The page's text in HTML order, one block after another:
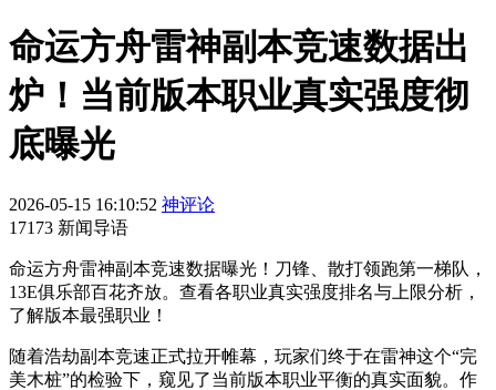
命运方舟雷神副本竞速数据出
炉！当前版本职业真实强度彻
底曝光
2026-05-15 16:10:52 神评论
17173 新闻导语
命运方舟雷神副本竞速数据曝光！刀锋、散打领跑第一梯队，
13E俱乐部百花齐放。查看各职业真实强度排名与上限分析，
了解版本最强职业！
随着浩劫副本竞速正式拉开帷幕，玩家们终于在雷神这个“完
美木桩”的检验下，窥见了当前版本职业平衡的真实面貌。作